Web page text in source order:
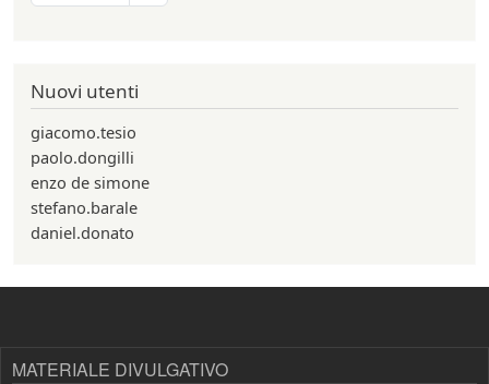
Nuovi utenti
giacomo.tesio
paolo.dongilli
enzo de simone
stefano.barale
daniel.donato
MATERIALE DIVULGATIVO